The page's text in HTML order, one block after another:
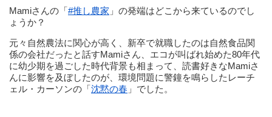
Mamiさんの「#推し農家 」の発端はどこから来ているのでし
ょうか？
元々自然農法に関心が高く、新卒で就職したのは自然食品関
係の会社だったと話すMamiさん、エコが叫ばれ始めた80年代
に幼少期を過ごした時代背景も相まって、読書好きなMamiさ
んに影響を及ぼしたのが、環境問題に警鐘を鳴らしたレーチ
ェル・カーソンの「沈黙の春 」でした。